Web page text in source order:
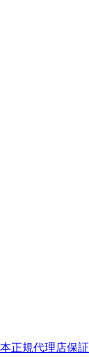
正規代理店保証